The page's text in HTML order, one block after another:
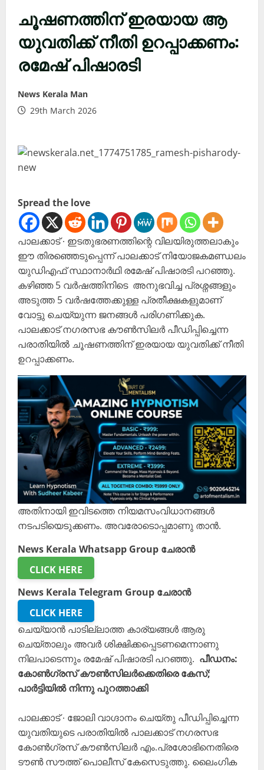
ചൂഷണത്തിന് ഇരയായ ആ
യുവതിക്ക് നീതി ഉറപ്പാക്കണം:
രമേഷ് പിഷാരടി
News Kerala Man
29th March 2026
Spread the love
പാലക്കാട് ∙ ഇടതുഭരണത്തിന്റെ വിലയിരുത്തലാകും
ഈ തിരഞ്ഞെടുപ്പെന്ന് പാലക്കാട് നിയോജകമണ്ഡലം
യുഡിഎഫ് സ്ഥാനാർഥി രമേഷ് പിഷാരടി പറഞ്ഞു.
കഴിഞ്ഞ 5 വർഷത്തിനിടെ അനുഭവിച്ച പ്രശ്നങ്ങളും
അടുത്ത 5 വർഷത്തേക്കുള്ള പ്രതീക്ഷകളുമാണ്
വോട്ടു ചെയ്യുന്ന ജനങ്ങൾ പരിഗണിക്കുക.
പാലക്കാട് നഗരസഭ കൗൺസിലർ പീഡിപ്പിച്ചെന്ന
പരാതിയിൽ ചൂഷണത്തിന് ഇരയായ യുവതിക്ക് നീതി
ഉറപ്പാക്കണം.
അതിനായി ഇവിടത്തെ നിയമസംവിധാനങ്ങൾ
നടപടിയെടുക്കണം. അവരോടൊപ്പമാണു താൻ.
News Kerala Whatsapp Group ചേരാൻ
CLICK HERE
News Kerala Telegram Group ചേരാൻ
CLICK HERE
ചെയ്യാൻ പാടില്ലാത്ത കാര്യങ്ങൾ ആരു
ചെയ്താലും അവർ ശിക്ഷിക്കപ്പെടണമെന്നാണു
നിലപാടെന്നും രമേഷ് പിഷാരടി പറഞ്ഞു. പീഡനം:
കോൺഗ്രസ് കൗൺസിലർക്കെതിരെ കേസ്;
പാർട്ടിയിൽ നിന്നു പുറത്താക്കി
പാലക്കാട് ∙ ജോലി വാഗ്ദാനം ചെയ്തു പീഡിപ്പിച്ചെന്ന
യുവതിയുടെ പരാതിയിൽ പാലക്കാട് നഗരസഭ
കോൺഗ്രസ് കൗൺസിലർ എം.പ്രശോഭിനെതിരെ
ടൗൺ സൗത്ത് പൊലീസ് കേസെടുത്തു. ലൈംഗിക